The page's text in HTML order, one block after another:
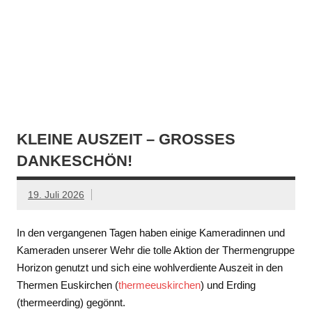
KLEINE AUSZEIT – GROSSES D
ANKESCHÖN!
19. Juli 2026
In den vergangenen Tagen haben einige Kameradinnen und
Kameraden unserer Wehr die tolle Aktion der Thermengruppe
Horizon genutzt und sich eine wohlverdiente Auszeit in den
Thermen Euskirchen (thermeeuskirchen) und Erding
(thermeerding) gegönnt.